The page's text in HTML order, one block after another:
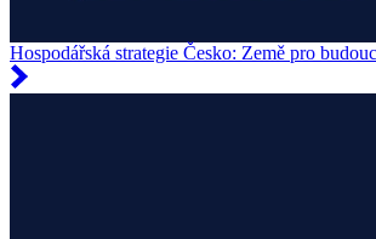
Hospodářská strategie Česko: Země pro